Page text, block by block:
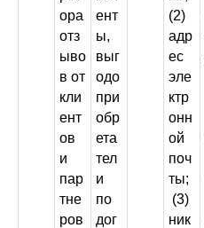
ора
отз
ыво
в от
кли
ент
ов
и
пар
тне
ров
ент
ы,
выг
одо
при
обр
ета
тел
и
по
дог
(2)
адр
ес
эле
ктр
онн
ой
поч
ты;
(3)
ник